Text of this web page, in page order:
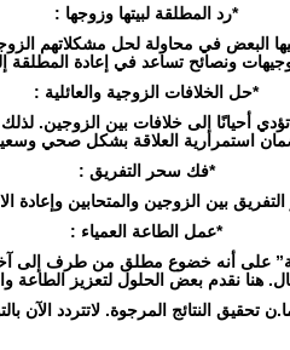
*رد المطلقة لبيتها وزوجها :
البعض في محاولة لحل مشكلاتهم
ونصائح تساعد في إعادة المطلقة
*حل الخلافات الزوجية والعائلية :
تؤدي أحيانًا إلى خلافات بين الزوجين.
استمرارية العلاقة بشكل صحي
*فك سحر التفريق :
بين الزوجين والمتحابين وإعادة
*عمل الطاعة العمياء :
على أنه خضوع مطلق من طرف إلى
هنا نقدم بعض الحلول لتعزيز الطاعة
النتائج المرجوة. لاتتردد الآن